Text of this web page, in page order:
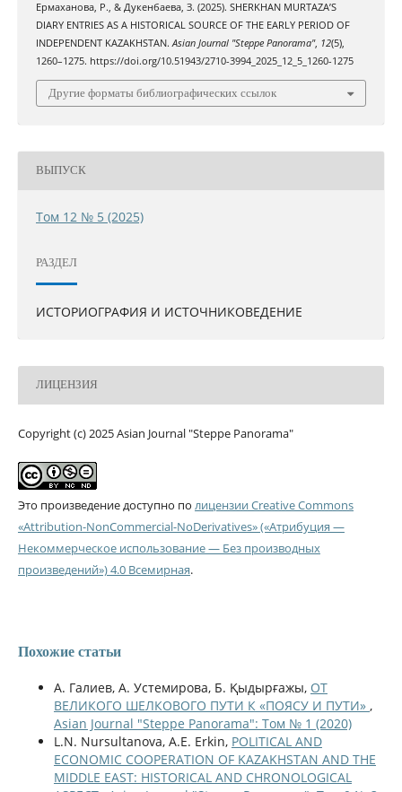
Ермаханова, Р., & Дукенбаева, З. (2025). SHERKHAN MURTAZA’S
DIARY ENTRIES AS A HISTORICAL SOURCE OF THE EARLY PERIOD OF
INDEPENDENT KAZAKHSTAN.Asian Journal "Steppe Panorama", 12(5),
1260–1275. https://doi.org/10.51943/2710-3994_2025_12_5_1260-1275
Другие форматы библиографических ссылок
ВЫПУСК
Том 12 № 5 (2025)
РАЗДЕЛ
ИСТОРИОГРАФИЯ И ИСТОЧНИКОВЕДЕНИЕ
ЛИЦЕНЗИЯ
Copyright (c) 2025 Asian Journal "Steppe Panorama"
Это произведение доступно по лицензии Creative Commons
«Attribution-NonCommercial-NoDerivatives» («Атрибуция —
Некоммерческое использование — Без производных
произведений») 4.0 Всемирная.
Похожие статьи
А. Галиев, А. Устемирова, Б. Қыдырғажы, ОТ
ВЕЛИКОГО ШЕЛКОВОГО ПУТИ К «ПОЯСУ И ПУТИ» ,
Asian Journal "Steppe Panorama": Том № 1 (2020)
L.N. Nursultanova, A.E. Erkin, POLITICAL AND
ECONOMIC COOPERATION OF KAZAKHSTAN AND THE
MIDDLE EAST: HISTORICAL AND CHRONOLOGICAL